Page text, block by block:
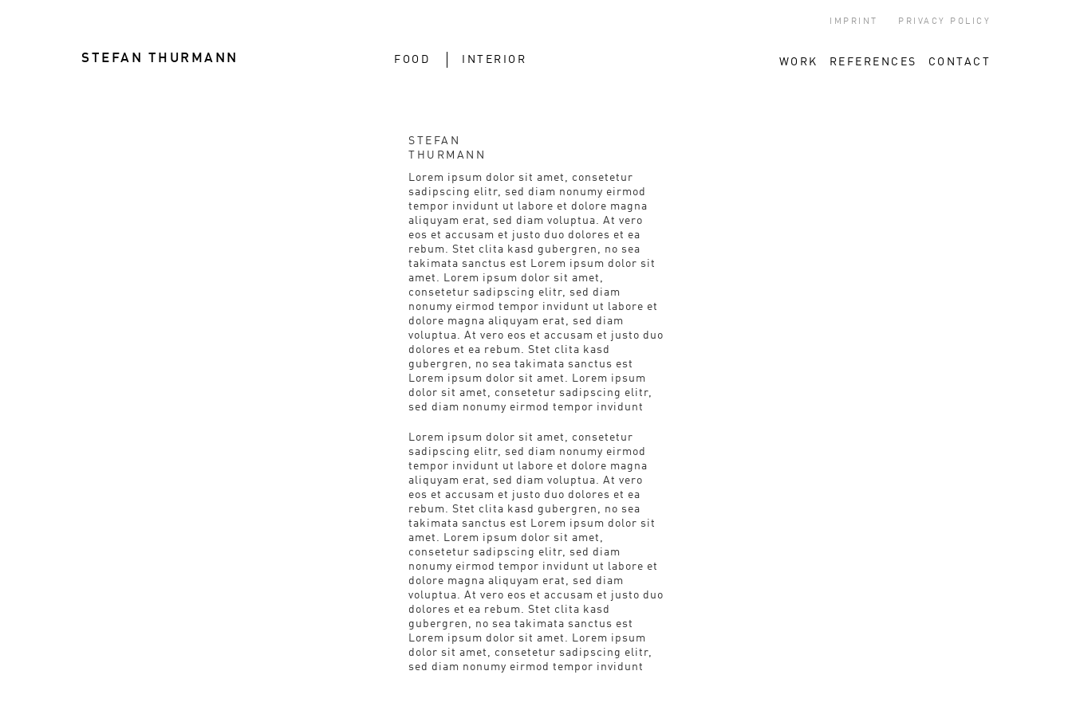
IMPRINT PRIVACY POLICY
STEFAN THURMANN FOOD INTERIOR WORK REFERENCES CONTACT
STEFAN
THURMANN
Lorem ipsum dolor sit amet, consetetur
sadipscing elitr, sed diam nonumy eirmod
tempor invidunt ut labore et dolore magna
aliquyam erat, sed diam voluptua. At vero
eos et accusam et justo duo dolores et ea
rebum. Stet clita kasd gubergren, no sea
takimata sanctus est Lorem ipsum dolor sit
amet. Lorem ipsum dolor sit amet,
consetetur sadipscing elitr, sed diam
nonumy eirmod tempor invidunt ut labore et
dolore magna aliquyam erat, sed diam
voluptua. At vero eos et accusam et justo duo
dolores et ea rebum. Stet clita kasd
gubergren, no sea takimata sanctus est
Lorem ipsum dolor sit amet. Lorem ipsum
dolor sit amet, consetetur sadipscing elitr,
sed diam nonumy eirmod tempor invidunt
Lorem ipsum dolor sit amet, consetetur
sadipscing elitr, sed diam nonumy eirmod
tempor invidunt ut labore et dolore magna
aliquyam erat, sed diam voluptua. At vero
eos et accusam et justo duo dolores et ea
rebum. Stet clita kasd gubergren, no sea
takimata sanctus est Lorem ipsum dolor sit
amet. Lorem ipsum dolor sit amet,
consetetur sadipscing elitr, sed diam
nonumy eirmod tempor invidunt ut labore et
dolore magna aliquyam erat, sed diam
voluptua. At vero eos et accusam et justo duo
dolores et ea rebum. Stet clita kasd
gubergren, no sea takimata sanctus est
Lorem ipsum dolor sit amet. Lorem ipsum
dolor sit amet, consetetur sadipscing elitr,
sed diam nonumy eirmod tempor invidunt